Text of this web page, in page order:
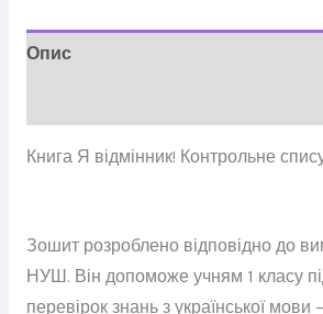
Опис
Книга Я відмінник! Контрольне
Зошит розроблено відповідно до
НУШ. Він допоможе учням 1 класу
перевірок знань з української мови